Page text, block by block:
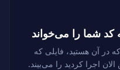
شما را می‌خواند
در آن هستید، فایلی که
اجرا کردید را می‌بیند.